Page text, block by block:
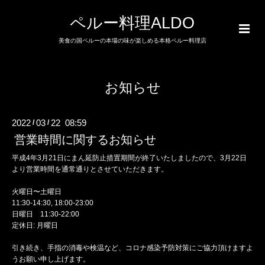
ペルー料理ALDO
美食の国ペルーの本場の味が楽しめる本格ペルー料理店
お知らせ
2022 /03 / 22 08:59
営業時間に関するお知らせ
平成4年3月21日にまん延防止措置期間が終了いたしましたので、3月22日
より営業時間を通常通りとさせていただきます。
火曜日〜土曜日
11:30-14:30, 18:00-23:00
日曜日 11:30-22:00
定休日: 月曜日
引き続き、手指の消毒や検温など、コロナ感染予防対策にご協力頂けますよ
うお願い申し上げます。